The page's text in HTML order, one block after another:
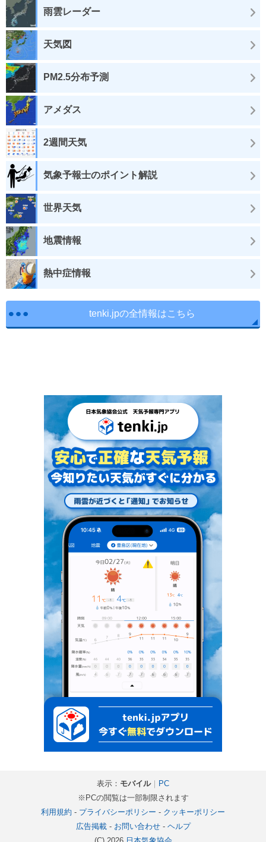
雨雲レーダー
天気図
PM2.5分布予測
アメダス
2週間天気
気象予報士のポイント解説
世界天気
地震情報
熱中症情報
tenki.jpの全情報はこちら
表示： モバイル｜
PC
※PCの閲覧は一部制限されます
利用規約 - プライバシーポリシー - クッキーポリシー
広告掲載- お問い合わせ- ヘルプ